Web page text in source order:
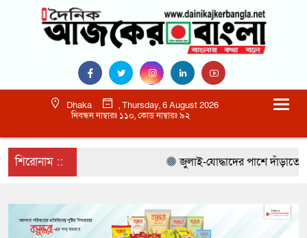
Dhaka
, Thursday, 6 August 2026
নিবন্ধন নাম্বারঃ ১১০, কোড নাম্বারঃ ৯২
শিরোনাম :: জুলাই-যোদ্ধাদের পাশে দাঁড়াতে